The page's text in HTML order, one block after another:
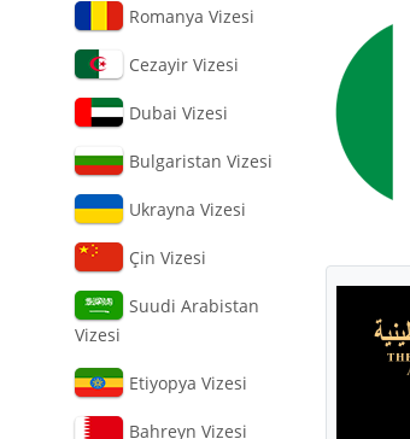
Romanya Vizesi
Cezayir Vizesi
Dubai Vizesi
Bulgaristan Vizesi
Ukrayna Vizesi
Çin Vizesi
Suudi Arabistan
Vizesi
Etiyopya Vizesi
Bahreyn Vizesi